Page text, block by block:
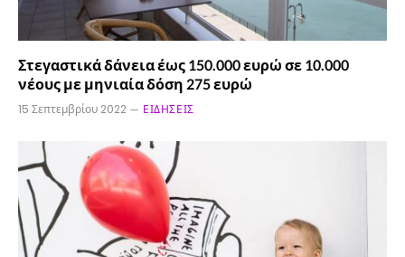
Στεγαστικά δάνεια έως 150.000 ευρώ σε 10.000
νέους με μηνιαία δόση 275 ευρώ
15 Σεπτεμβρίου 2022 ΕΙΔΉΣΕΙΣ